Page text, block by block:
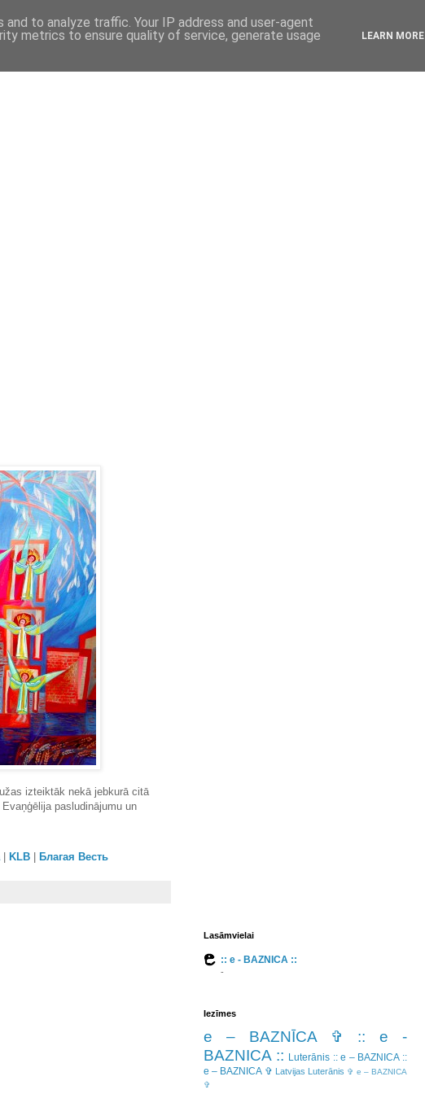
izteiktāk nekā jebkurā citā
pasludinājumu un
| KLB Благая Весть
Lasāmvielai
:: e - BAZNICA ::
-
Iezīmes
e – BAZNĪCA ✞
:: e -
BAZNICA :: Luterānis :: e – BAZNICA ::
e – BAZNICA ✞ Latvijas Luterānis ✞ e – BAZNICA
✞
to analyze traffic. Your IP address and user-agent
metrics to ensure quality of service, generate usage
LEARN MORE